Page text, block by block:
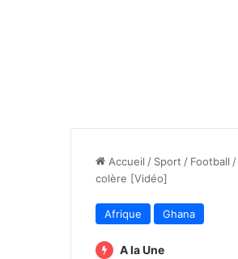
Accueil / Sport / Football /
colère [Vidéo]
Afrique Ghana
A la Une